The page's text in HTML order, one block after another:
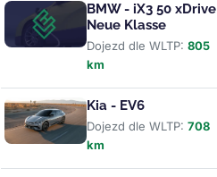
BMW - iX3 50 xDrive
Neue Klasse
Dojezd dle WLTP: 805
km
Kia - EV6
Dojezd dle WLTP: 708
km